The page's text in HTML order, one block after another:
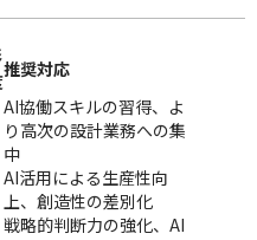
推奨対応
AI協働スキルの習得、よ
り高次の設計業務への集
中
AI活用による生産性向
上、創造性の差別化
戦略的判断力の強化、AI